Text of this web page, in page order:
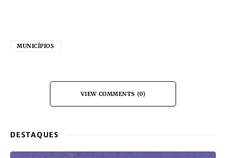
MUNICÍPIOS
VIEW COMMENTS (0)
DESTAQUES